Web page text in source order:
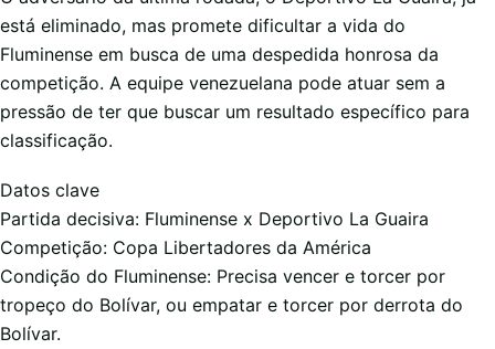
está eliminado, mas promete dificultar a vida do
Fluminense em busca de uma despedida honrosa da
competição. A equipe venezuelana pode atuar sem a
pressão de ter que buscar um resultado específico para
classificação.
Datos clave
Partida decisiva: Fluminense x Deportivo La Guaira
Competição: Copa Libertadores da América
Condição do Fluminense: Precisa vencer e torcer por
tropeço do Bolívar, ou empatar e torcer por derrota do
Bolívar.